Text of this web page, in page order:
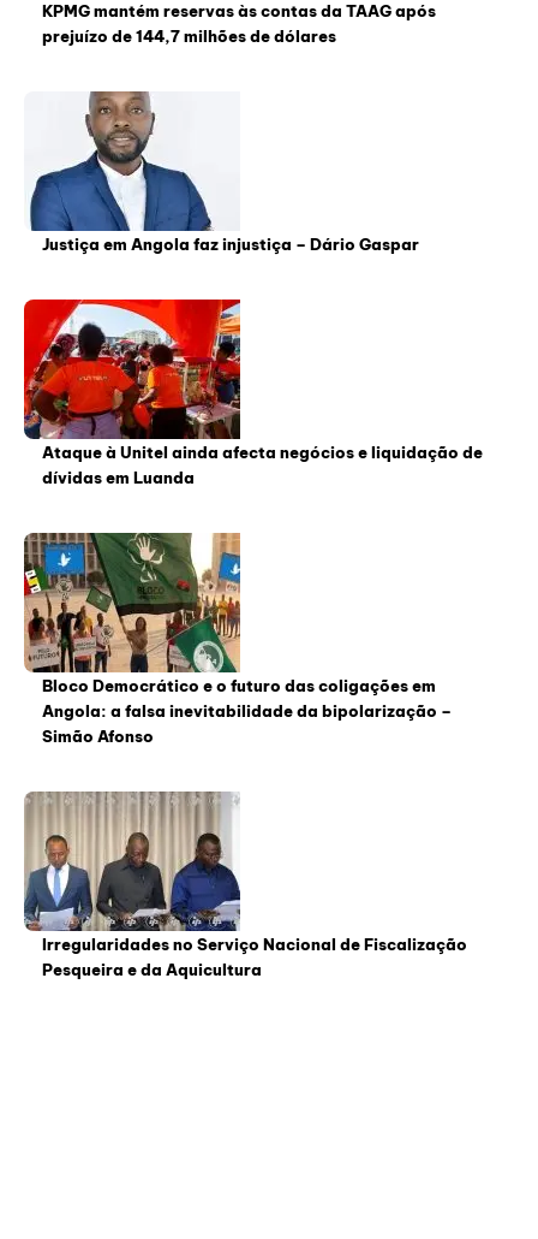
KPMG mantém reservas às contas da TAAG após
prejuízo de 144,7 milhões de dólares
Justiça em Angola faz injustiça – Dário Gaspar
Ataque à Unitel ainda afecta negócios e liquidação de
dívidas em Luanda
Bloco Democrático e o futuro das coligações em
Angola: a falsa inevitabilidade da bipolarização –
Simão Afonso
Irregularidades no Serviço Nacional de Fiscalização
Pesqueira e da Aquicultura